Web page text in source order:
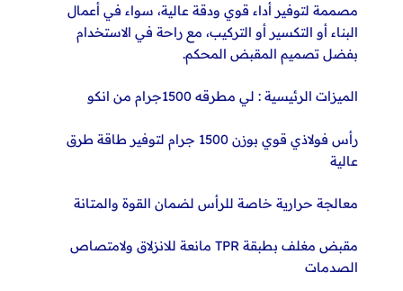
مصممة لتوفير أداء قوي ودقة عالية، سواء في أعمال
البناء أو التكسير أو التركيب، مع راحة في الاستخدام
بفضل تصميم المقبض المحكم.
الميزات الرئيسية : لي مطرقه 1500جرام من انكو
رأس فولاذي قوي بوزن 1500 جرام لتوفير طاقة طرق
عالية
معالجة حرارية خاصة للرأس لضمان القوة والمتانة
مقبض مغلف بطبقة TPR مانعة للانزلاق ولامتصاص
الصدمات